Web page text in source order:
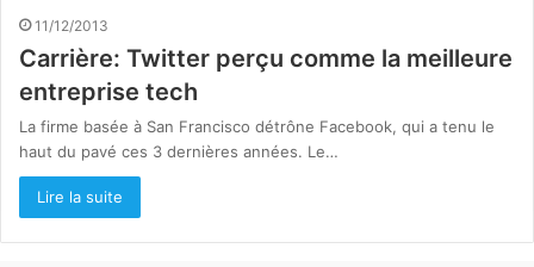
11/12/2013
Carrière: Twitter perçu comme la meilleure
entreprise tech
La firme basée à San Francisco détrône Facebook, qui a tenu le
haut du pavé ces 3 dernières années. Le…
Lire la suite